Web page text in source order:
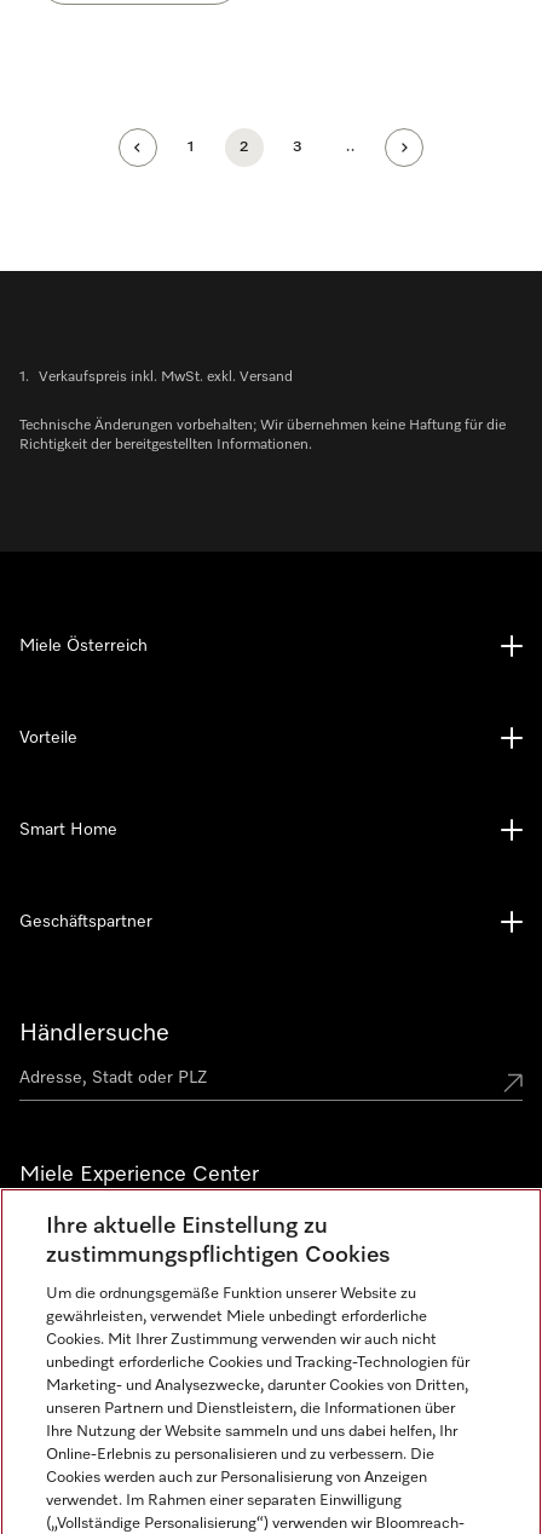
1 2 3 ..
1. Verkaufspreis inkl. MwSt. exkl. Versand
Technische Änderungen vorbehalten; Wir übernehmen keine Haftung für die
Richtigkeit der bereitgestellten Informationen.
Händlersuche
Miele Experience Center
Alle Miele Experience Center anzeigen
Newsletter
Miele Österreich
Vorteile
Smart Home
Geschäftspartner
Miele auf Instagram
Miele auf Facebook
Miele auf Youtube
Ihre aktuelle Einstellung zu
zustimmungspflichtigen Cookies
Um die ordnungsgemäße Funktion unserer Website zu
gewährleisten, verwendet Miele unbedingt erforderliche
Cookies. Mit Ihrer Zustimmung verwenden wir auch nicht
unbedingt erforderliche Cookies und Tracking-Technologien für
Marketing- und Analysezwecke, darunter Cookies von Dritten,
unseren Partnern und Dienstleistern, die Informationen über
Ihre Nutzung der Website sammeln und uns dabei helfen, Ihr
Online-Erlebnis zu personalisieren und zu verbessern. Die
Cookies werden auch zur Personalisierung von Anzeigen
verwendet. Im Rahmen einer separaten Einwilligung
(„Vollständige Personalisierung“) verwenden wir Bloomreach-